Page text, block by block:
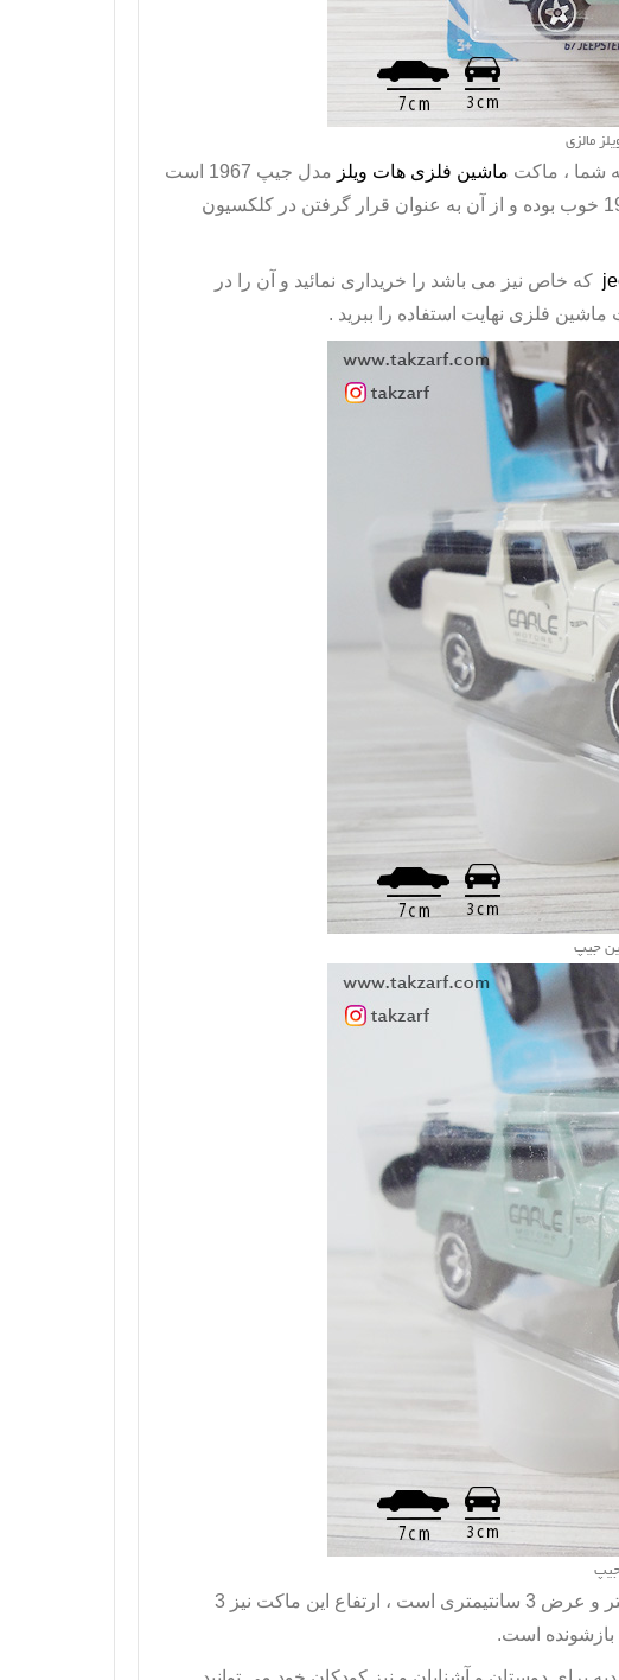
مالزی
شما ، ماکت ماشین فلزی هات ویلز
مدل جیپ 1967 است
خوب بوده و از آن به عنوان قرار گرفتن در کلکسیون
که خاص نیز می باشد را خریداری نمائید و آن را در
ماشین فلزی نهایت استفاده را ببرید .
جیپ
مدل جیپ 1967 دارای طول 7 سانتیمتر و عرض 3 سانتیمتری است ، ارتفاع این ماکت نیز 3
است.